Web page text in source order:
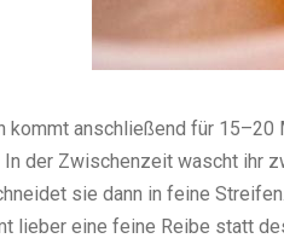
kommt anschließend für
In der Zwischenzeit wascht ihr
sie dann in feine
lieber eine feine Reibe statt